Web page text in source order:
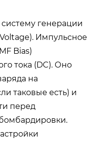
генерации
Импульсное
Bias)
тока (DC). Оно
на
таковые есть) и
перед